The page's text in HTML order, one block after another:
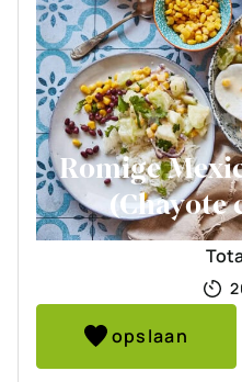
Romige
(Chayote
opslaan